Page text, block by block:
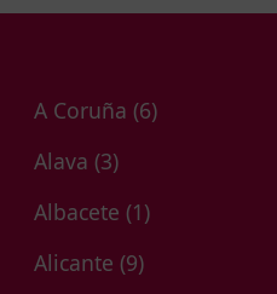
A Coruña (6)
Alava (3)
Albacete (1)
Alicante (9)